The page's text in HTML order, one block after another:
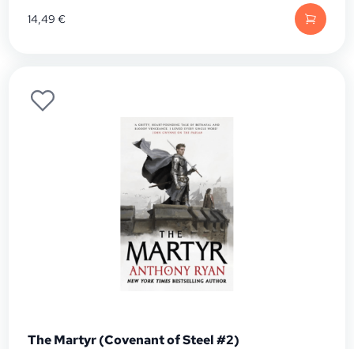
14,49€
The Martyr (Covenant of Steel #2)